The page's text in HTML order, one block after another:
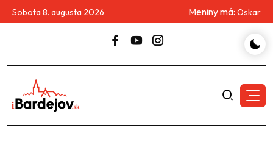
Sobota 8. augusta 2026 Meniny má: Oskar